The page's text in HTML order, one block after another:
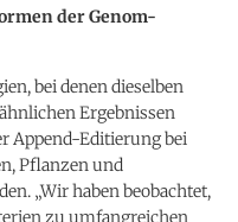
der Genom-
bei denen dieselben
Ergebnissen
Append-Editierung bei
Pflanzen und
„Wir haben beobachtet,
zu umfangreichen